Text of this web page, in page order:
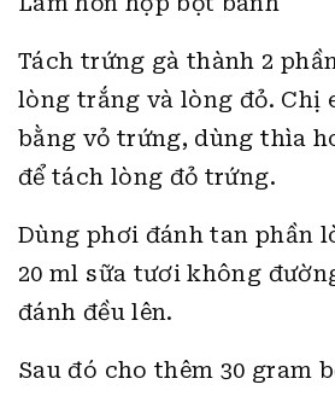
Tách trứng gà thành 2
lòng trắng và lòng đỏ. Chị
bằng vỏ trứng, dùng thìa
để tách lòng đỏ trứng.
Dùng phơi đánh tan phần
20 ml sữa tươi không
đánh đều lên.
Sau đó cho thêm 30 gram